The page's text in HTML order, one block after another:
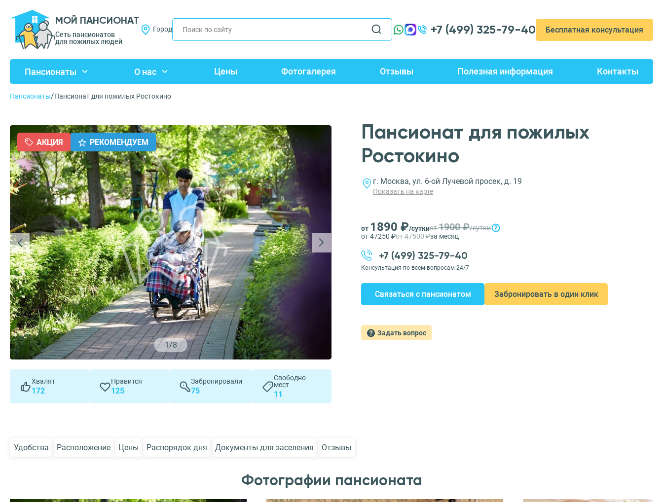
МОЙ ПАНСИОНАТ
Сеть пансионатов
для пожилых людей
Город +7 (499) 325-79-40 Бесплатная консультация
Пансионаты О нас Цены Фотогалерея Отзывы Полезная информация Контакты
Пансионаты/Пансионат для пожилых Ростокино
1/8
АКЦИЯ РЕКОМЕНДУЕМ
Хвалят
172
Нравится
125
Забронировали
75
Свободно
мест
11
Пансионат для пожилых
Ростокино
г. Москва, ул. 6-ой Лучевой просек, д. 19
Показать на карте
от 1890 ₽/суткиот1900 ₽/сутки
от 47250 ₽от 47500 ₽за месяц
+7 (499) 325-79-40
Консультация по всем вопросам 24/7
Связаться с пансионатом Забронировать в один клик
Задать вопрос
Удобства Расположение Цены Распорядок дня Документы для заселения Отзывы
Фотографии пансионата